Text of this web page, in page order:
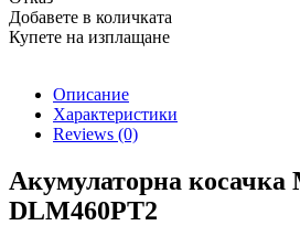
Добавете в количката
Купете на изплащане
Описание
Характеристики
Reviews (0)
Акумулаторна
DLM460PT2